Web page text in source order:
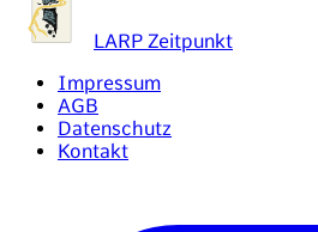
LARP Zeitpunkt
Impressum
AGB
Datenschutz
Kontakt